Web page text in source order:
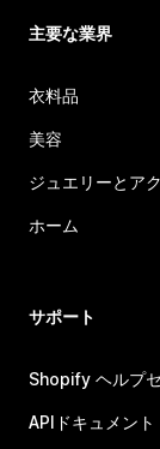
主要な業界
衣料品
美容
ジュエリーとア
ホーム
サポート
Shopify ヘルプ
APIドキュメント